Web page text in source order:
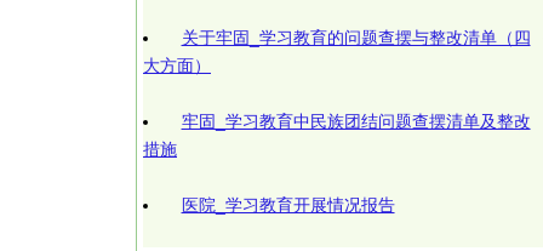
关于牢固_学习教育的问题查摆与整改清单（四
大方面）
牢固_学习教育中民族团结问题查摆清单及整改
措施
医院_学习教育开展情况报告